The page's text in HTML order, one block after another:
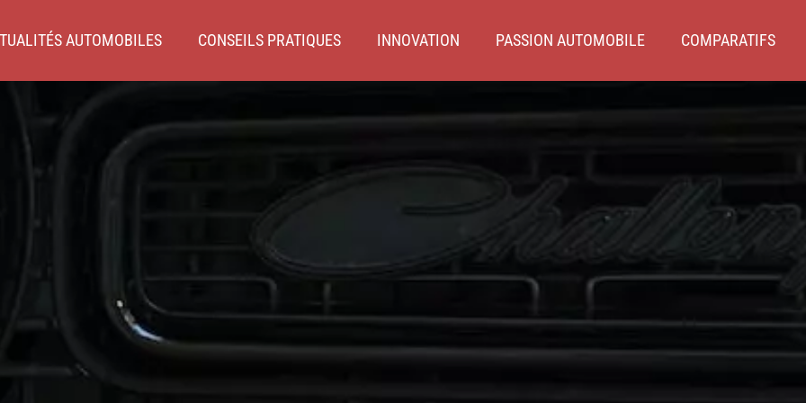
AUTOMOBILES CONSEILS PRATIQUES INNOVATION PASSION AUTOMOBILE COMPARATIFS